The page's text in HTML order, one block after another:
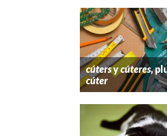
cútersycúteres,
cúter